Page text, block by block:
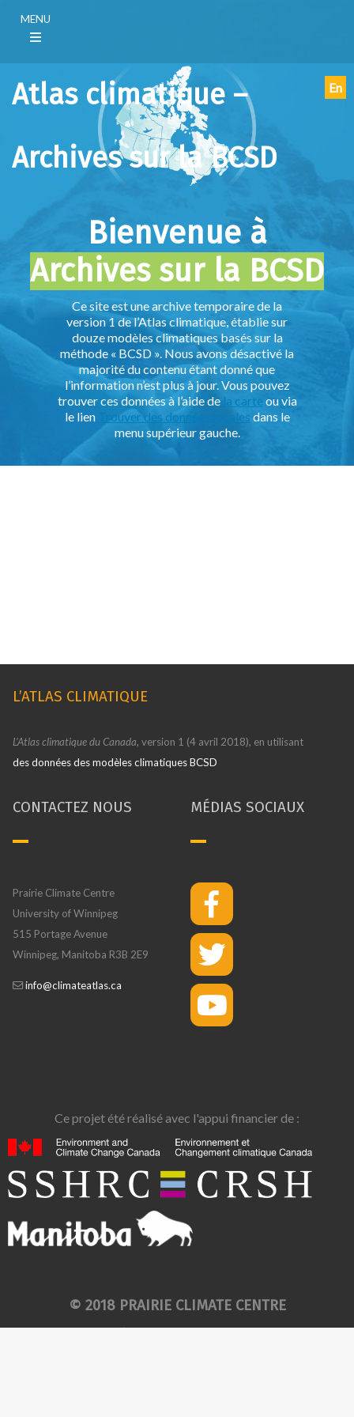
contenu
Main
navigation
MENU
Atlas climatique –
Archives sur la BCSD
En
Bienvenue à
Archives sur la BCSD
Ce site est une archive temporaire de la
version 1 de l’Atlas climatique, établie sur
douze modèles climatiques basés sur la
méthode « BCSD ». Nous avons désactivé la
majorité du contenu étant donné que
l’information n’est plus à jour. Vous pouvez
trouver ces données à l’aide de la carteou via
le lien Trouver des données locales dans le
menu supérieur gauche.
L’ATLAS CLIMATIQUE
L’Atlas climatique du Canada, version 1 (4 avril 2018), en utilisant
des données des modèles climatiques BCSD
CONTACTEZ NOUS
Prairie Climate Centre
University of Winnipeg
515 Portage Avenue
Winnipeg, Manitoba R3B 2E9
info@climateatlas.ca
MÉDIAS SOCIAUX
Ce projet été réalisé avec l'appui financier de :
© 2018 PRAIRIE CLIMATE CENTRE